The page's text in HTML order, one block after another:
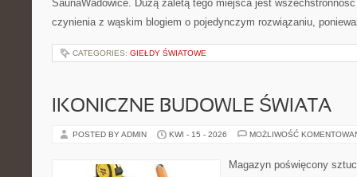
SaunaWadowice. Dużą zaletą tego miejsca jest
czynienia z wąskim blogiem o pojedynczym rozwiązaniu,
CATEGORIES: GIEŁDY ŚWIATOWE
IKONICZNE BUDOWLE ŚWIATA
POSTED BY ADMIN KWI - 15 - 2026 MOŻLIWOŚĆ
Magazyn poświęcony